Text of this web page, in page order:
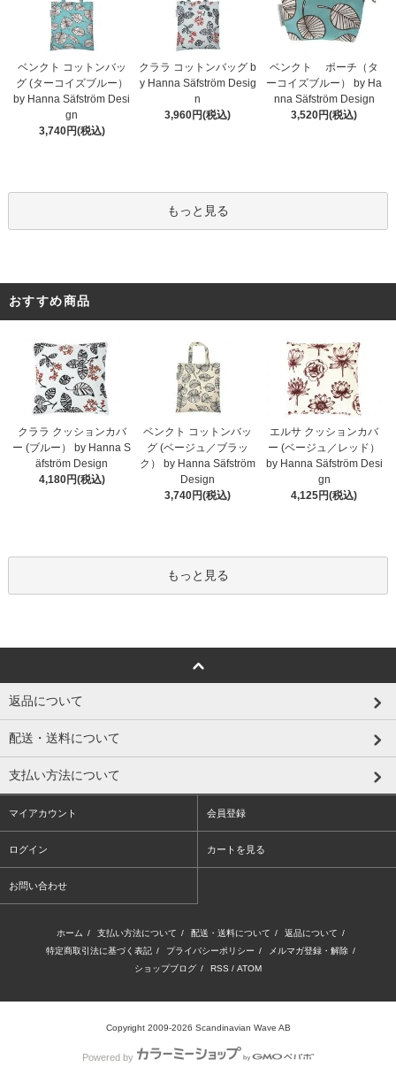
ベンクト コットンバッ
グ (ターコイズブルー）
by Hanna Säfström Desi
gn
3,740円(税込)
クララ コットンバッグ b
y Hanna Säfström Desig
n
3,960円(税込)
ベンクト ポーチ（タ
ーコイズブルー） by Ha
nna Säfström Design
3,520円(税込)
もっと見る
おすすめ商品
クララ クッションカバ
ー (ブルー） by Hanna S
äfström Design
4,180円(税込)
ベンクト コットンバッ
グ (ベージュ／ブラッ
ク） by Hanna Säfström
Design
3,740円(税込)
エルサ クッションカバ
ー (ベージュ／レッド）
by Hanna Säfström Desi
gn
4,125円(税込)
もっと見る
返品について
配送・送料について
支払い方法について
マイアカウント 会員登録
ログイン カートを見る
お問い合わせ
ホーム / 支払い方法について / 配送・送料について / 返品について /
特定商取引法に基づく表記 / プライバシーポリシー / メルマガ登録・解除 /
ショップブログ / RSS / ATOM
Copyright 2009-2026 Scandinavian Wave AB
Powered by